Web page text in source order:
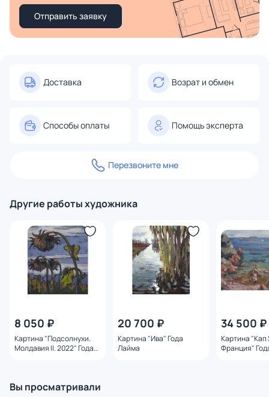
Отправить заявку
Доставка Возрат и обмен
Способы оплаты Помощь эксперта
Перезвоните мне
Другие работы художника
8 050 ₽
Картина "Подсолнухи.
Молдавия II. 2022" Года
20 700 ₽
Картина "Ива" Года
Лайма
34 500 ₽
Картина "Кап
Франция"
Вы просматривали